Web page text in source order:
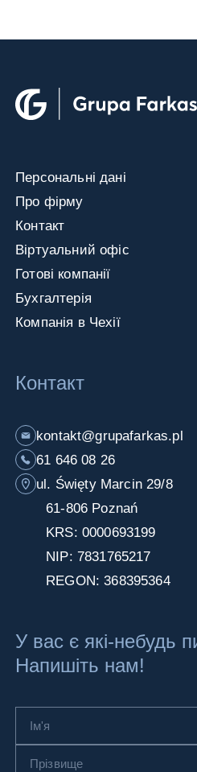
Персональнi данi
Про фiрму
Контакт
Вiртуальний офiс
Готові компанії
Бухгалтерія
Компанія в Чехії
Контакт
kontakt@grupafarkas.pl
61 646 08 26
ul. Święty Marcin 29/8
61-806 Poznań
KRS: 0000693199
NIP: 7831765217
REGON: 368395364
У вас є які-небудь
Напишіть нам!